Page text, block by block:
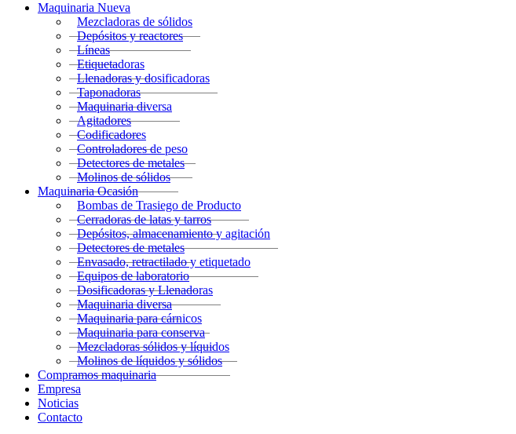
Maquinaria Nueva
Mezcladoras de sólidos
Depósitos y reactores
Líneas
Etiquetadoras
Llenadoras y dosificadoras
Taponadoras
Maquinaria diversa
Agitadores
Codificadores
Controladores de peso
Detectores de metales
Molinos de sólidos
Maquinaria Ocasión
Bombas de Trasiego de Producto
Cerradoras de latas y tarros
Depósitos, almacenamiento y agitación
Detectores de metales
Envasado, retractilado y etiquetado
Equipos de laboratorio
Dosificadoras y Llenadoras
Maquinaria diversa
Maquinaria para cárnicos
Maquinaria para conserva
Mezcladoras sólidos y líquidos
Molinos de líquidos y sólidos
Compramos maquinaria
Empresa
Noticias
Contacto